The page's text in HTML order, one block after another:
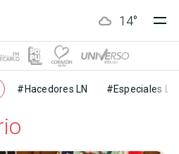
14°
#Hacedores LN #Especiales LN